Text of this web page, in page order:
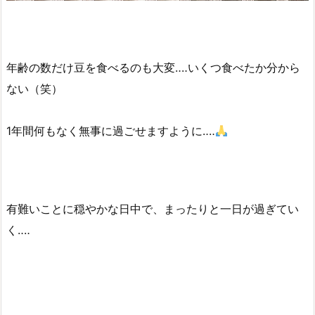
年齢の数だけ豆を食べるのも大変‥‥いくつ食べたか分から
ない（笑）
1年間何もなく無事に過ごせますように‥‥
有難いことに穏やかな日中で、まったりと一日が過ぎてい
く‥‥